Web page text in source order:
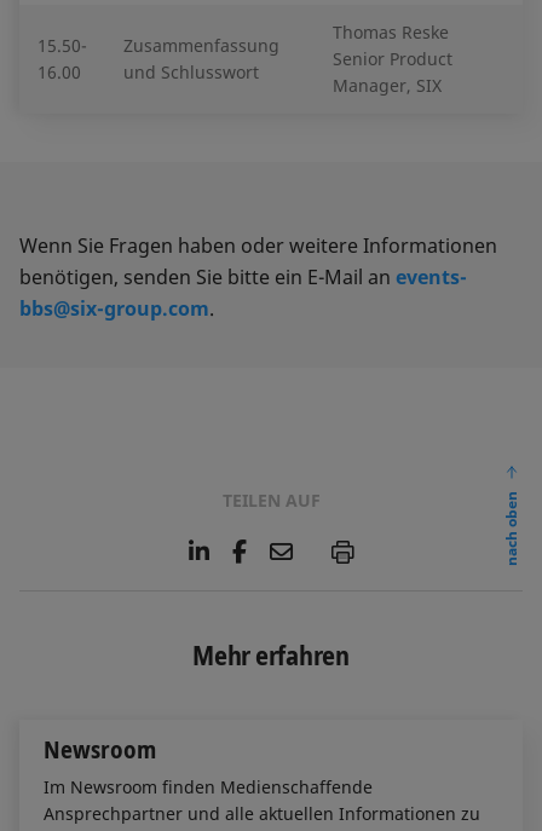
15.50-
16.00
Zusammenfassung
und Schlusswort
Thomas Reske
Senior Product
Manager, SIX
Wenn Sie Fragen haben oder weitere Informationen
benötigen, senden Sie bitte ein E-Mail an events-
bbs@six-group.com.
TEILEN AUF
L
e
d
F
o
E
l
P
nach oben
Mehr erfahren
Newsroom
Im Newsroom finden Medienschaffende
Ansprechpartner und alle aktuellen Informationen zu